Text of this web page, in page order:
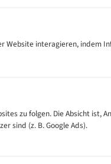
Marken
Website interagieren, indem
zu folgen. Die Absicht ist,
sind (z. B. Google Ads).